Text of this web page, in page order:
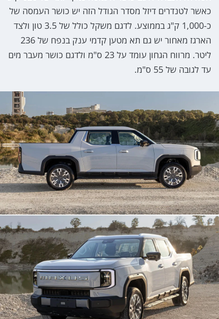
כאשר לטנדרים דיזל מסדר הגודל הזה יש כושר העמסה של
כ-1,000 ק"ג בממוצע. לדגם משקל כולל של 3.5 טון ולצד
הארגז מאחור יש גם תא מטען קדמי ענק בנפח של 236
ליטר. מרווח הגחון עומד על 23 ס"מ ולדגם כושר מעבר מים
עד לגובה של 55 ס"מ.